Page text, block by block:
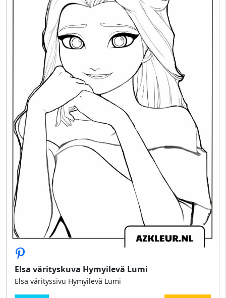
Elsa värityskuva Hymyilevä Lumi
Elsa värityssivu Hymyilevä Lumi